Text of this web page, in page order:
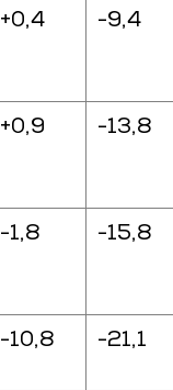
+0,4 -9,4
+0,9 -13,8
-1,8 -15,8
-10,8 -21,1